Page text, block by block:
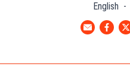
English -